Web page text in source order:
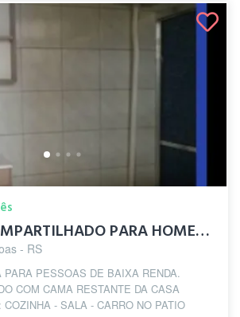
ALUGUEL COMPARTILHADO PARA HOMENS GAYS C...
- RS
PARA PESSOAS DE BAIXA RENDA.
COM CAMA RESTANTE DA CASA
COZINHA - SALA - CARRO NO PATIO